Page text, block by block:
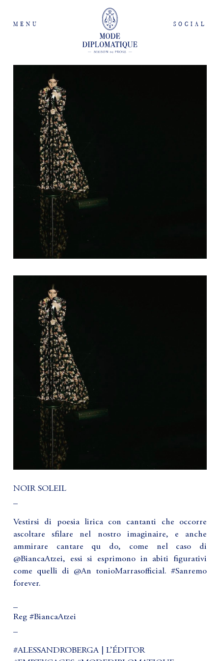
MENU SOCIAL
NOIR SOLEIL
Vestirsi di poesia lirica con cantanti che occorre
ascoltare sfilare nel nostro imaginaire, e anche
ammirare cantare qu do, come nel caso di
@BiancaAtzei, essi si esprimono in abiti figurativi
come quelli di @An tonioMarrasofficial. #Sanremo
forever.
Reg #BiancaAtzei
#ALESSANDROBERGA | L’ÉDITOR